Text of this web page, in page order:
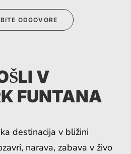
ODGOVORE
V
FUNTANA
destinacija v bližini
narava, zabava v živo